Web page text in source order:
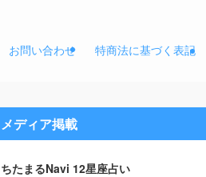
お問い合わせ 特商法に基づく表記
メディア掲載
ちたまるNavi 12星座占い